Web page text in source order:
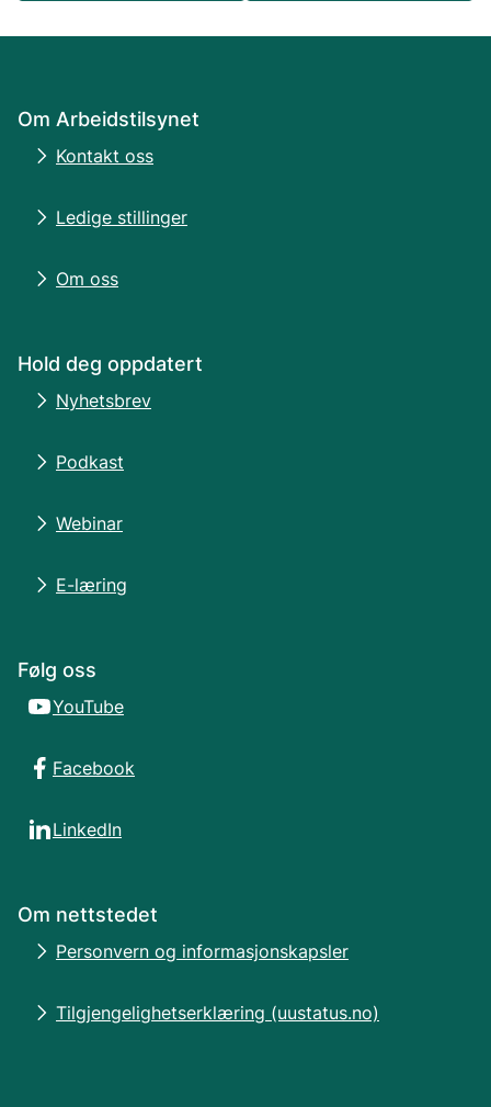
Om Arbeidstilsynet
Kontakt oss
Ledige stillinger
Om oss
Hold deg oppdatert
Nyhetsbrev
Podkast
Webinar
E-læring
Følg oss
YouTube
Facebook
LinkedIn
Om nettstedet
Personvern og informasjonskapsler
Tilgjengelighetserklæring (uustatus.no)